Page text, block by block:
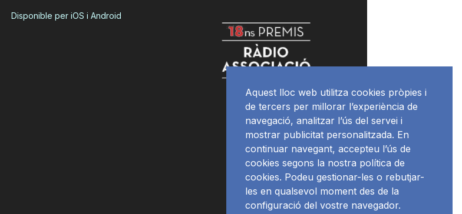
Disponible per iOS i Android
Aquest lloc web utilitza cookies pròpies i
de tercers per millorar l’experiència de
navegació, analitzar l’ús del servei i
mostrar publicitat personalitzada. En
continuar navegant, accepteu l’ús de
cookies segons la nostra política de
cookies. Podeu gestionar-les o rebutjar-
les en qualsevol moment des de la
configuració del vostre navegador.